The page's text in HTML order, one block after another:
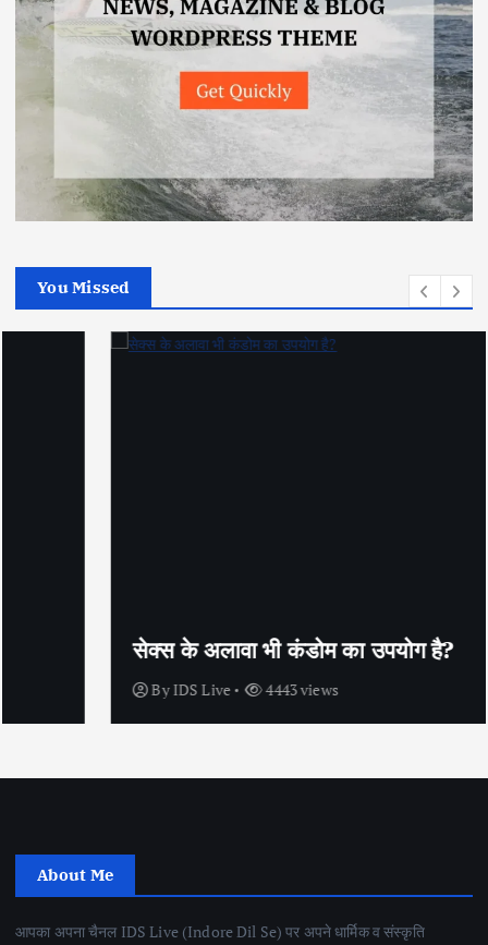
You Missed
सेक्स के अलावा भी कंडोम का उपयोग है?
IDS Live 4443 views
About Me
आपका अपना चैनल IDS Live (Indore Dil Se) पर अपने धार्मिक व संस्कृति